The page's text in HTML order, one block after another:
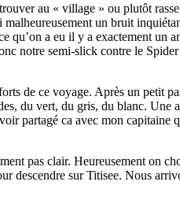
au « village » ou plutôt
un bruit
qu’on a eu il y a exactement un
notre semi-slick contre le
de ce voyage. Après un petit
du vert, du gris, du blanc. Une
partagé ca avec mon capitaine
pas clair. Heureusement on
descendre sur Titisee. Nous